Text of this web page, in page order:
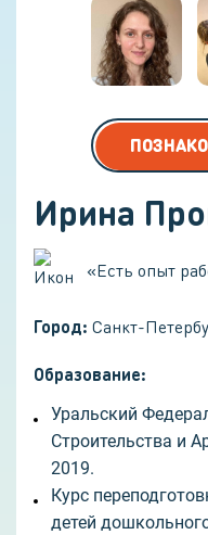
Ирина
«Есть опыт
Город: Санкт-
Образование:
Уральский
Строительства и
2019.
Курс
детей